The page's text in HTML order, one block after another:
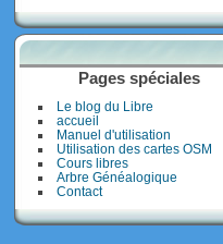
Pages spéciales
Le blog du Libre
accueil
Manuel d'utilisation
Utilisation des cartes OSM
Cours libres
Arbre Généalogique
Contact